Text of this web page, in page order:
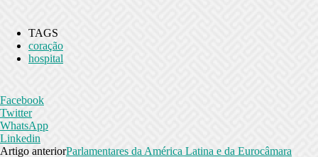
TAGS
coração
hospital
Facebook
Twitter
WhatsApp
Linkedin
Artigo anteriorParlamentares da América Latina e da Eurocâmara